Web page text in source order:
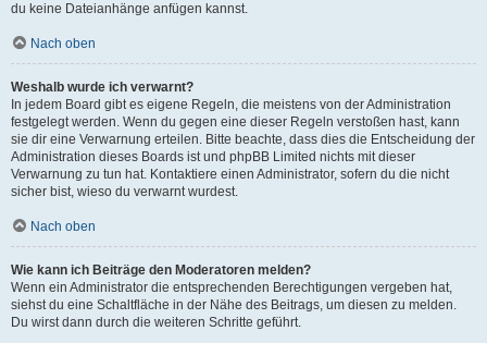
du keine Dateianhänge anfügen kannst.
Nach oben
Weshalb wurde ich verwarnt?
In jedem Board gibt es eigene Regeln, die meistens von der Administration
festgelegt werden. Wenn du gegen eine dieser Regeln verstoßen hast, kann
sie dir eine Verwarnung erteilen. Bitte beachte, dass dies die Entscheidung der
Administration dieses Boards ist und phpBB Limited nichts mit dieser
Verwarnung zu tun hat. Kontaktiere einen Administrator, sofern du die nicht
sicher bist, wieso du verwarnt wurdest.
Nach oben
Wie kann ich Beiträge den Moderatoren melden?
Wenn ein Administrator die entsprechenden Berechtigungen vergeben hat,
siehst du eine Schaltfläche in der Nähe des Beitrags, um diesen zu melden.
Du wirst dann durch die weiteren Schritte geführt.